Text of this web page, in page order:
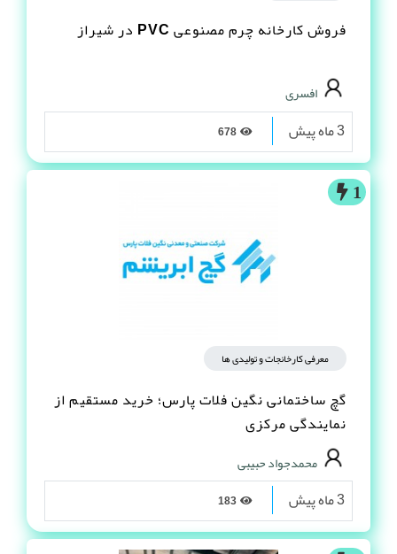
فروش کارخانه چرم مصنوعى PVC در شیراز
افسری
3 ماه پیش
1
معرفی کارخانجات و تولیدی ها
گچ ساختمانی نگین فلات پارس؛ خرید مستقیم از
نمایندگی مرکزی
محمدجواد حبیبی
3 ماه پیش